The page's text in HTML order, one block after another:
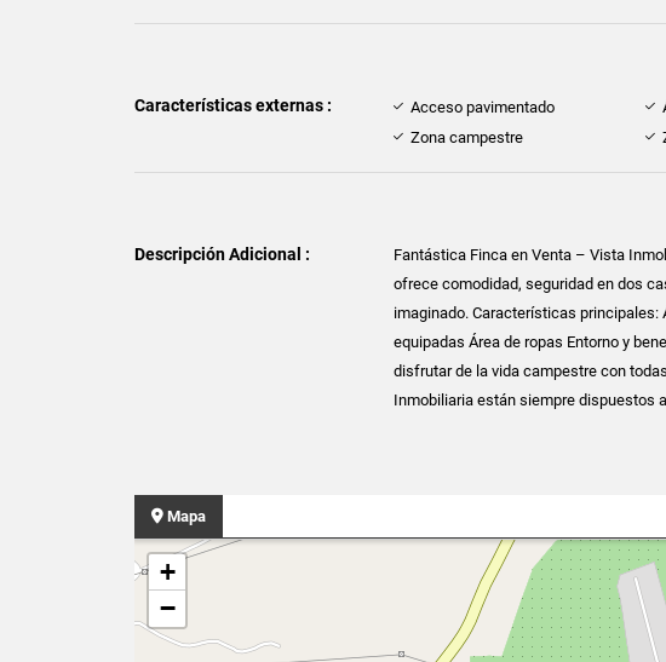
Características externas : Acceso pavimentado
Zona campestre
Descripción Adicional :
Fantástica Finca en Venta – Vista
ofrece comodidad, seguridad en dos
imaginado. Características
equipadas Área de ropas Entorno y
disfrutar de la vida campestre con
Inmobiliaria están siempre dispuestos
Mapa
+
−